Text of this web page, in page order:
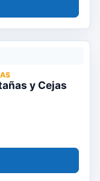
y Cejas